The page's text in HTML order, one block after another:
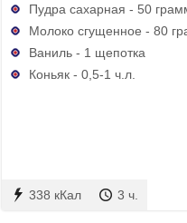
Пудра сахарная - 50
Молоко сгущенное - 80
Ваниль - 1 щепотка
Коньяк - 0,5-1 ч.л.
338 кКал 3 ч.